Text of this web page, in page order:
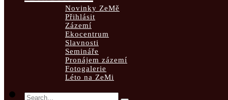
Novinky ZeMě
Přihlásit
Zázemí
Ekocentrum
Slavnosti
Semináře
Pronájem zázemí
Fotogalerie
Léto na ZeMi